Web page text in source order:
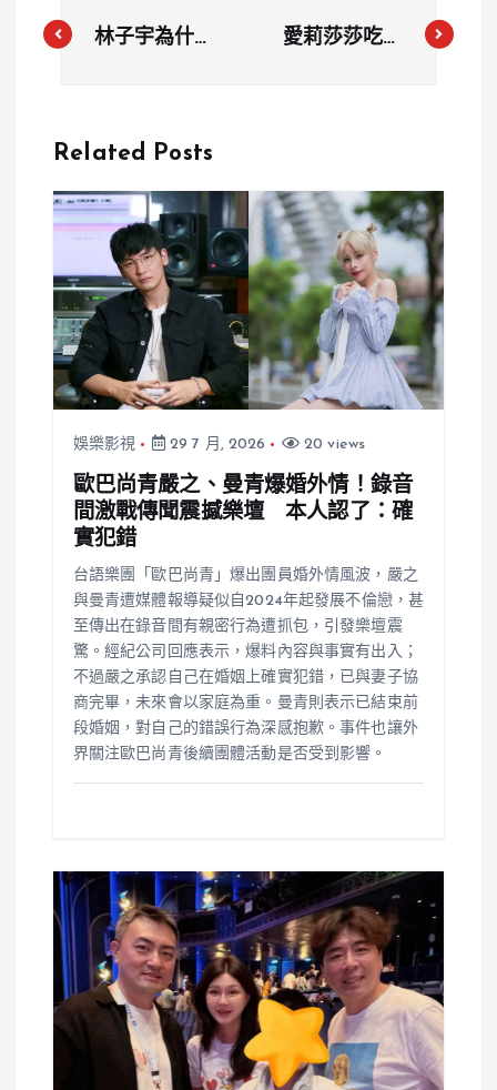
林子宇為什麼
黃國昌關係不
愛莉莎莎吃杜
出這種東西
Related Posts
娛樂影視 29 7 月, 2026 20 views
歐巴尚青嚴之、曼青爆婚外情！錄音
間激戰傳聞震撼樂壇 本人認了：確
實犯錯
台語樂團「歐巴尚青」爆出團員婚外情風波，嚴之
與曼青遭媒體報導疑似自2024年起發展不倫戀，甚
至傳出在錄音間有親密行為遭抓包，引發樂壇震
驚。經紀公司回應表示，爆料內容與事實有出入；
不過嚴之承認自己在婚姻上確實犯錯，已與妻子協
商完畢，未來會以家庭為重。曼青則表示已結束前
段婚姻，對自己的錯誤行為深感抱歉。事件也讓外
界關注歐巴尚青後續團體活動是否受到影響。